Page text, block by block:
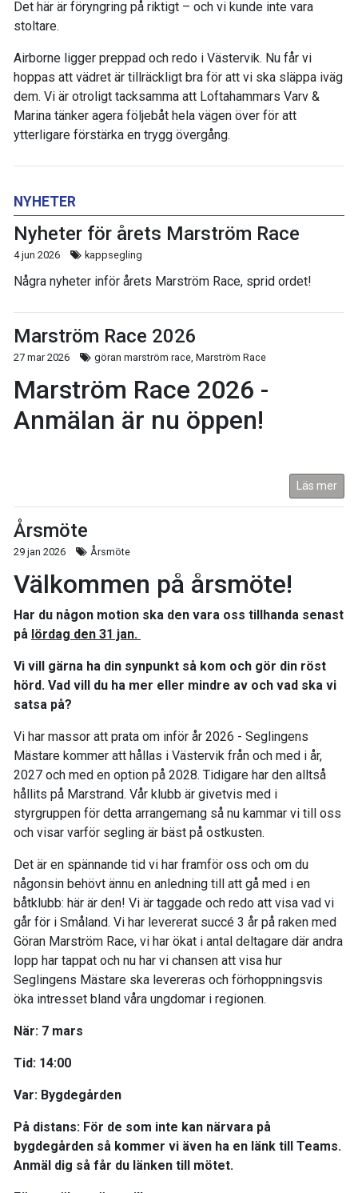
Det här är föryngring på riktigt – och vi kunde inte vara
stoltare.
Airborne ligger preppad och redo i Västervik. Nu får vi
hoppas att vädret är tillräckligt bra för att vi ska släppa iväg
dem. Vi är otroligt tacksamma att Loftahammars Varv &
Marina tänker agera följebåt hela vägen över för att
ytterligare förstärka en trygg övergång.
NYHETER
Nyheter för årets Marström Race
4 jun 2026 kappsegling
Några nyheter inför årets Marström Race, sprid ordet!
Marström Race 2026
27 mar 2026 göran marström race, Marström Race
Marström Race 2026 -
Anmälan är nu öppen!
Läs mer
Årsmöte
29 jan 2026 Årsmöte
Välkommen på årsmöte!
Har du någon motion ska den vara oss tillhanda senast
på lördag den 31 jan.
Vi vill gärna ha din synpunkt så kom och gör din röst
hörd. Vad vill du ha mer eller mindre av och vad ska vi
satsa på?
Vi har massor att prata om inför år 2026 - Seglingens
Mästare kommer att hållas i Västervik från och med i år,
2027 och med en option på 2028. Tidigare har den alltså
hållits på Marstrand. Vår klubb är givetvis med i
styrgruppen för detta arrangemang så nu kammar vi till oss
och visar varför segling är bäst på ostkusten.
Det är en spännande tid vi har framför oss och om du
någonsin behövt ännu en anledning till att gå med i en
båtklubb: här är den! Vi är taggade och redo att visa vad vi
går för i Småland. Vi har levererat succé 3 år på raken med
Göran Marström Race, vi har ökat i antal deltagare där andra
lopp har tappat och nu har vi chansen att visa hur
Seglingens Mästare ska levereras och förhoppningsvis
öka intresset bland våra ungdomar i regionen.
När: 7 mars
Tid: 14:00
Var: Bygdegården
På distans: För de som inte kan närvara på
bygdegården så kommer vi även ha en länk till Teams.
Anmäl dig så får du länken till mötet.